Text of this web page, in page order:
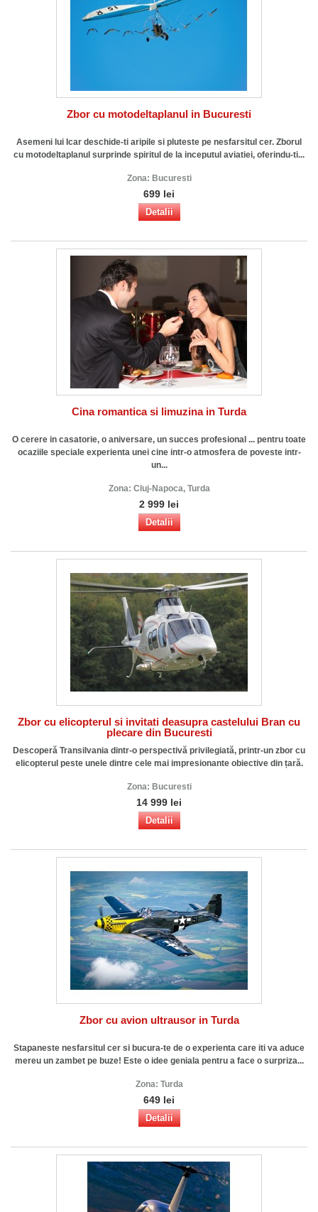
Zbor cu motodeltaplanul in Bucuresti
Asemeni lui Icar deschide-ti aripile si pluteste pe nesfarsitul cer. Zborul
cu motodeltaplanul surprinde spiritul de la inceputul aviatiei, oferindu-ti...
Zona: Bucuresti
699 lei
Detalii
Cina romantica si limuzina in Turda
O cerere in casatorie, o aniversare, un succes profesional ... pentru toate
ocaziile speciale experienta unei cine intr-o atmosfera de poveste intr-
un...
Zona: Cluj-Napoca, Turda
2 999 lei
Detalii
Zbor cu elicopterul si invitati deasupra castelului Bran cu
plecare din Bucuresti
Descoperă Transilvania dintr-o perspectivă privilegiată, printr-un zbor cu
elicopterul peste unele dintre cele mai impresionante obiective din țară.
Zona: Bucuresti
14 999 lei
Detalii
Zbor cu avion ultrausor in Turda
Stapaneste nesfarsitul cer si bucura-te de o experienta care iti va aduce
mereu un zambet pe buze! Este o idee geniala pentru a face o surpriza...
Zona: Turda
649 lei
Detalii